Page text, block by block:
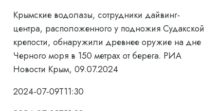
Крымские водолазы, сотрудники дайвинг-
центра, расположенного у подножия Судакской
крепости, обнаружили древнее оружие на дне
Черного моря в 150 метрах от берега. РИА
Новости Крым, 09.07.2024
2024-07-09T11:30